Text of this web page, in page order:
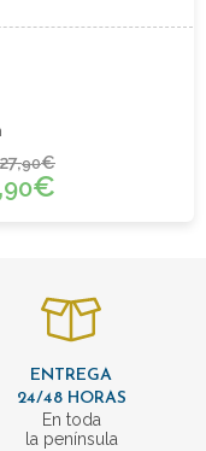
27,90€
90€
ENTREGA
24/48 HORAS
En toda
la península